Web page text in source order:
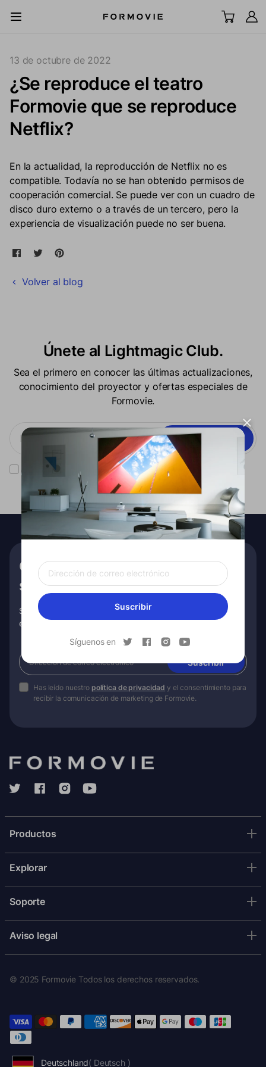
Televisor láser UST
Accesorios
Explorar
Soporte
Suscribir
Síguenos en
13 de octubre de 2022
¿Se reproduce el teatro
Formovie que se reproduce
Netflix?
En la actualidad, la reproducción de Netflix no es
compatible. Todavía no se han obtenido permisos de
cooperación comercial. Se puede ver con un cuadro de
disco duro externo o a través de un tercero, pero la
experiencia de visualización puede no ser buena.
Compartir en Facebook
Se abre en una nueva ventana.
Tweet en Twitter
Se abre en una nueva ventana.
Volver al blog
Únete al Lightmagic Club.
Sea el primero en conocer las últimas actualizaciones,
conocimiento del proyector y ofertas especiales de
Formovie.
Has leído nuestro política de privacidady el consentimiento para
recibir la comunicación de marketing de Formovie.
Obtenga €10 de descuento en
su primer pedido
Suscríbase para recibir información exclusiva, promociones
especiales y más.
Suscribir
Has leído nuestro política de privacidad y el consentimiento para
recibir la comunicación de marketing de Formovie.
Productos
Explorar
Soporte
Aviso legal
© 2025 Formovie Todos los derechos reservados.
Deutschland( Deutsch )